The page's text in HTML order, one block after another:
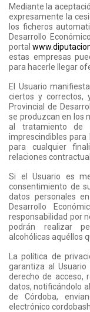
Mediante la
expresamente la
los ficheros
Desarrollo
portal
estas empresas
para hacerle llegar
El Usuario
ciertos y correctos,
Provincial de
se produzcan en los
al tratamiento de
imprescindibles
para cualquier
relaciones
Si el Usuario es
consentimiento de
datos personales
Desarrollo
responsabilidad por
podrán realizar
alcohólicas aquéllos
La política de
garantiza al
derecho de acceso,
datos, notificándolo
de Córdoba,
electrónico